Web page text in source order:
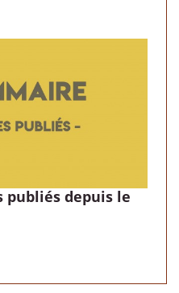
publiés depuis le